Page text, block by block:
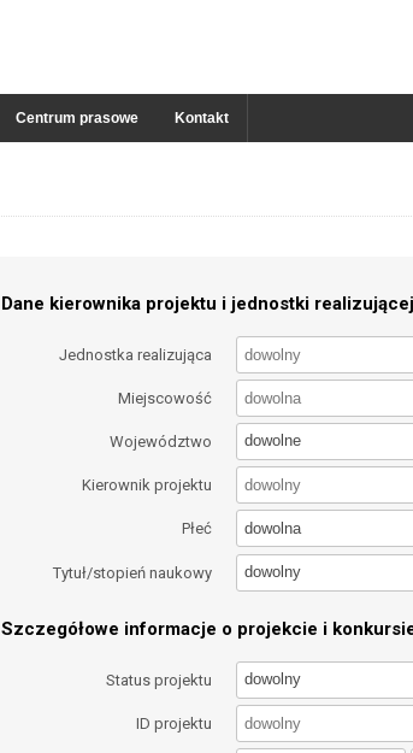
Centrum prasowe Kontakt
Dane kierownika projektu i jednostki realizującej
Jednostka realizująca
Miejscowość
Województwo dowolne
Kierownik projektu
Płeć dowolna
Tytuł/stopień naukowy dowolny
Szczegółowe informacje o projekcie i
Status projektu dowolny
ID projektu